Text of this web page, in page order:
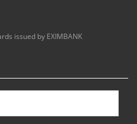
issued by EXIMBANK